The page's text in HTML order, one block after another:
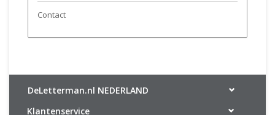
Contact
DeLetterman.nl NEDERLAND
Klantenservice